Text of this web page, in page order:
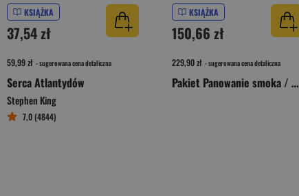
KSIĄŻKA
37,54 zł
59,99 zł - sugerowana cena detaliczna
Serca Atlantydów
Stephen King
7,0 (4844)
KSIĄŻKA
150,66 zł
229,90 zł - sugerowana cena detaliczna
Pakiet Panowanie smoka / Ogień i krew. Tom 1-2